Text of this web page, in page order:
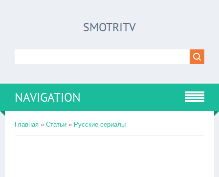
SMOTRITV
NAVIGATION
Главная » Статьи » Русские сериалы